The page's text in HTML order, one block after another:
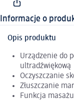
Informacje o
Opis produktu
Urządzenie do
ultradźwiękową
Oczyszczanie
Złuszczanie
Funkcja